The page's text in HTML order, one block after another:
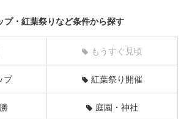
プ・紅葉祭りなど条件から探す
もうすぐ見頃
プ 紅葉祭り開催
庭園・神社